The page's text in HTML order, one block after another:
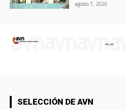
agosto 7, 2026
SELECCIÓN DE AVN